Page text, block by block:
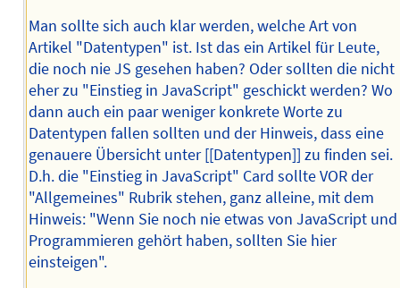
Man sollte sich auch klar werden, welche Art von
Artikel "Datentypen" ist. Ist das ein Artikel für Leute,
die noch nie JS gesehen haben? Oder sollten die nicht
eher zu "Einstieg in JavaScript" geschickt werden? Wo
dann auch ein paar weniger konkrete Worte zu
Datentypen fallen sollten und der Hinweis, dass eine
genauere Übersicht unter [[Datentypen]] zu finden sei.
D.h. die "Einstieg in JavaScript" Card sollte VOR der
"Allgemeines" Rubrik stehen, ganz alleine, mit dem
Hinweis: "Wenn Sie noch nie etwas von JavaScript und
Programmieren gehört haben, sollten Sie hier
einsteigen".